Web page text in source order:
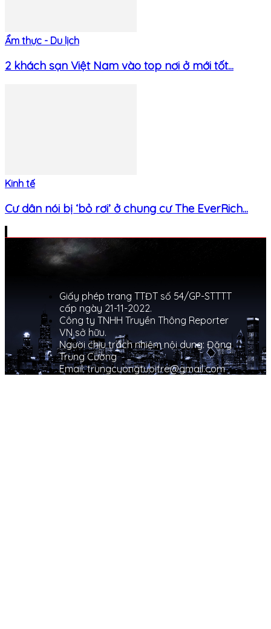
Ẩm thực - Du lịch
2 khách sạn Việt Nam vào top nơi ở mới tốt...
Kinh tế
Cư dân nói bị ‘bỏ rơi’ ở chung cư The EverRich...
Giấy phép trang TTĐT số 54/GP-STTTT
cấp ngày 21-11-2022.
Công ty TNHH Truyền Thông Reporter
VN sở hữu.
Người chịu trách nhiệm nội dung: Đặng
Trung Cường
Email: trungcuongtuoitre@gmail.com